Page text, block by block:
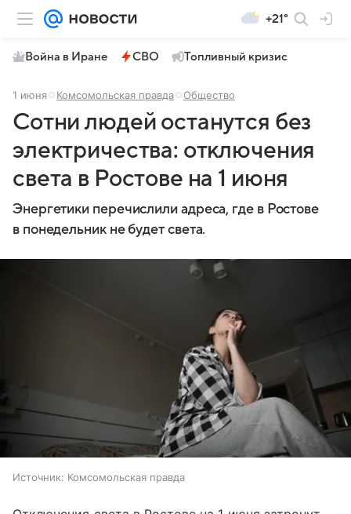
+21°
Война в Иране СВО Топливный кризис
1 июня Комсомольская правда Общество
Сотни людей останутся без
электричества: отключения
света в Ростове на 1 июня
Энергетики перечислили адреса, где в Ростове
в понедельник не будет света.
Источник: Комсомольская правда